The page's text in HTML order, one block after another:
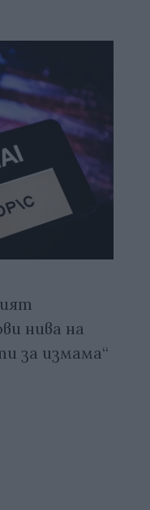
нива на
за измама“